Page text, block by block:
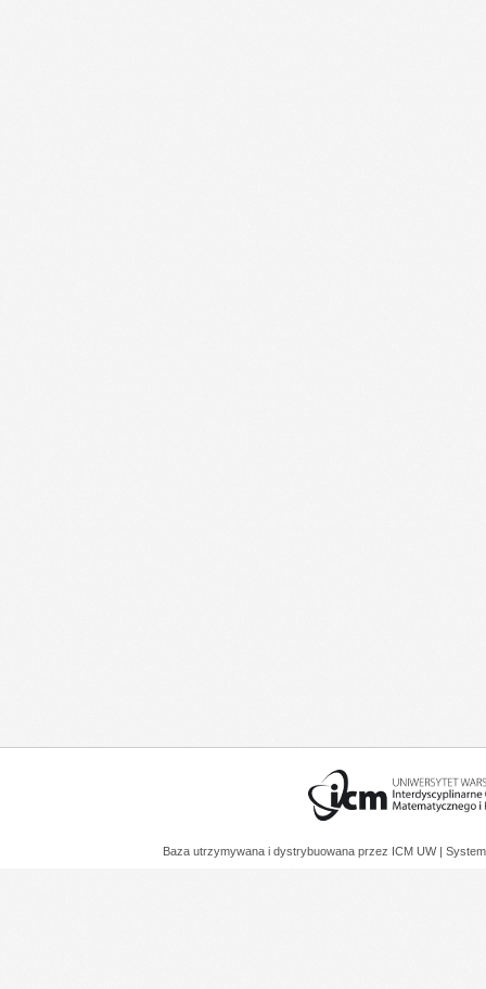
Baza utrzymywana i dystrybuowana przez ICM UW |